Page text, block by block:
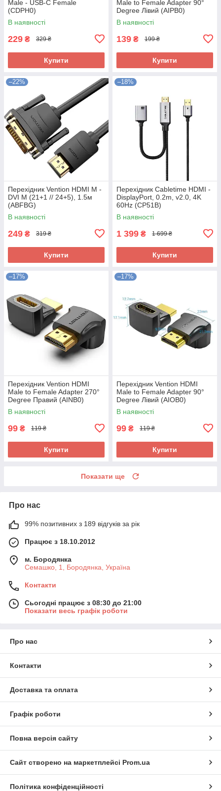
Male - USB-C Female
(CDPH0)
В наявності
229 ₴ 329 ₴
Купити
Male to Female Adapter 90°
Degree Лівий (AIPB0)
В наявності
139 ₴ 199 ₴
Купити
–22%
Перехідник Vention HDMI M -
DVI M (21+1 // 24+5), 1.5м
(ABFBG)
В наявності
249 ₴ 319 ₴
Купити
–18%
Перехідник Сabletime HDMI -
DisplayPort, 0.2m, v2.0, 4K
60Hz (CP51B)
В наявності
1 399 ₴ 1 699 ₴
Купити
–17%
Перехідник Vention HDMI
Male to Female Adapter 270°
Degree Правий (AINB0)
В наявності
99 ₴ 119 ₴
Купити
–17%
Перехідник Vention HDMI
Male to Female Adapter 90°
Degree Лівий (AIOB0)
В наявності
99 ₴ 119 ₴
Купити
Показати ще
Про нас
99% позитивних з 189 відгуків за рік
Працює з 18.10.2012
м. Бородянка
Семашко, 1, Бородянка, Україна
Контакти
Сьогодні працює з 08:30 до 21:00
Показати весь графік роботи
Про нас
Контакти
Доставка та оплата
Графік роботи
Повна версія сайту
Сайт створено на маркетплейсі Prom.ua
Політика конфіденційності